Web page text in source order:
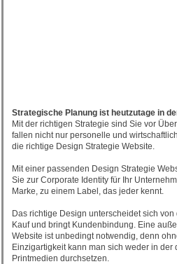
Strategische Planung ist heutzutage in
Mit der richtigen Strategie sind Sie vor
fallen nicht nur personelle und
die richtige Design Strategie Website.
Mit einer passenden Design Strategie
Sie zur Corporate Identity für Ihr
Marke, zu einem Label, das jeder kennt.
Das richtige Design unterscheidet sich
Kauf und bringt Kundenbindung. Eine
Website ist unbedingt notwendig, denn
Einzigartigkeit kann man sich weder in der
Printmedien durchsetzen.